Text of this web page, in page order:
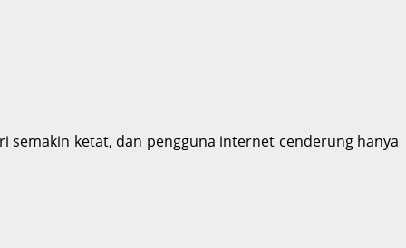
semakin ketat, dan pengguna internet cenderung hanya